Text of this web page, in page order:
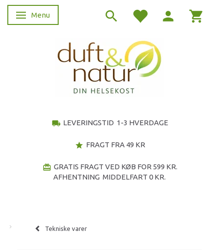
Skifte navigation
Menu
local_shipping LEVERINGSTID 1-3 HVERDAGE
star FRAGT FRA 49 KR
redeem GRATIS FRAGT VED KØB FOR 599 KR.
AFHENTNING MIDDELFART 0 KR.
Tekniske varer